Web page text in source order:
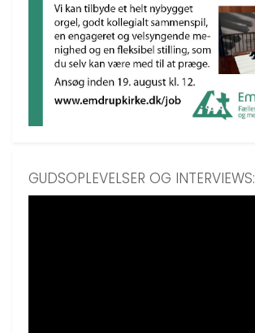
GUDSOPLEVELSER OG INTERVIEWS: